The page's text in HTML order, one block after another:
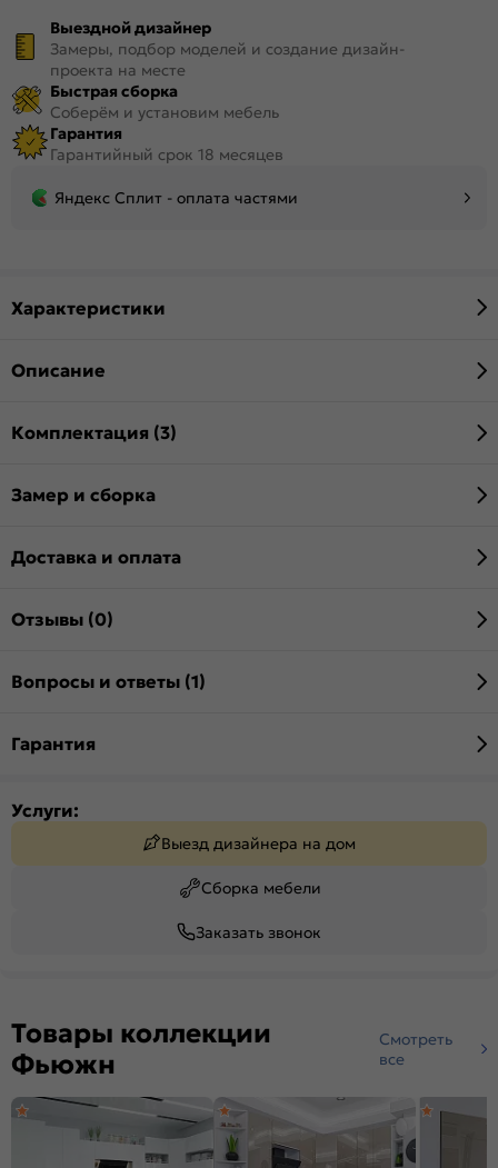
Выездной дизайнер
Замеры, подбор моделей и создание дизайн-
проекта на месте
Быстрая сборка
Соберём и установим мебель
Гарантия
Гарантийный срок 18 месяцев
Яндекс Сплит - оплата частями
Характеристики
Описание
Комплектация (3)
Замер и сборка
Доставка и оплата
Отзывы (0)
Вопросы и ответы (1)
Гарантия
Услуги:
Выезд дизайнера на дом
Сборка мебели
Заказать звонок
Товары коллекции
Фьюжн
Смотреть
все